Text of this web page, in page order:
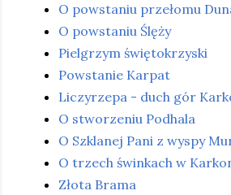
O powstaniu przełomu
O powstaniu Ślęży
Pielgrzym świętokrzyski
Powstanie Karpat
Liczyrzepa - duch gór
O stworzeniu Podhala
O Szklanej Pani z wyspy
O trzech świnkach w
Złota Brama